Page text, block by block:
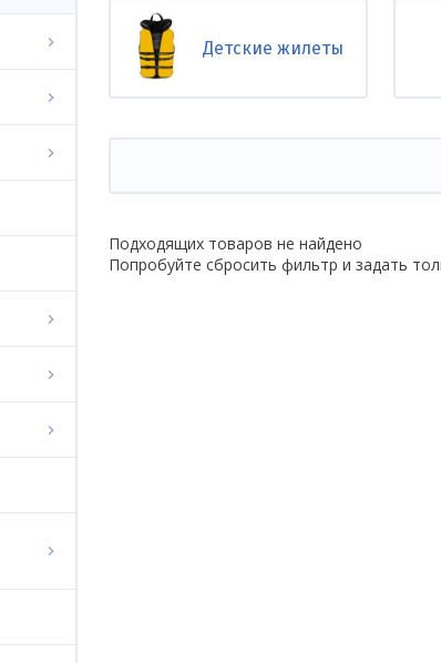
Детские жилеты
Подходящих товаров не найдено
Попробуйте сбросить фильтр и задать